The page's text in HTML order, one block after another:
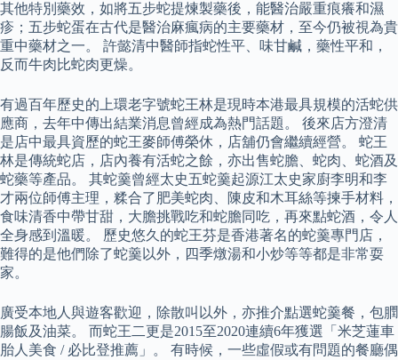
其他特別藥效，如將五步蛇提煉製藥後，能醫治嚴重痕癢和濕
疹；五步蛇蛋在古代是醫治麻瘋病的主要藥材，至今仍被視為貴
重中藥材之一。 許懿清中醫師指蛇性平、味甘鹹，藥性平和，
反而牛肉比蛇肉更燥。
有過百年歷史的上環老字號蛇王林是現時本港最具規模的活蛇供
應商，去年中傳出結業消息曾經成為熱門話題。 後來店方澄清
是店中最具資歷的蛇王麥師傅榮休，店舖仍會繼續經營。 蛇王
林是傳統蛇店，店內養有活蛇之餘，亦出售蛇膽、蛇肉、蛇酒及
蛇藥等產品。 其蛇羹曾經太史五蛇羹起源江太史家廚李明和李
才兩位師傅主理，糅合了肥美蛇肉、陳皮和木耳絲等揀手材料，
食味清香中帶甘甜，大膽挑戰吃和蛇膽同吃，再來點蛇酒，令人
全身感到溫暖。 歷史悠久的蛇王芬是香港著名的蛇羹專門店，
難得的是他們除了蛇羹以外，四季燉湯和小炒等等都是非常耍
家。
廣受本地人與遊客歡迎，除散叫以外，亦推介點選蛇羹餐，包膶
腸飯及油菜。 而蛇王二更是2015至2020連續6年獲選「米芝蓮車
胎人美食 / 必比登推薦」。 有時候，一些虛假或有問題的餐廳偶